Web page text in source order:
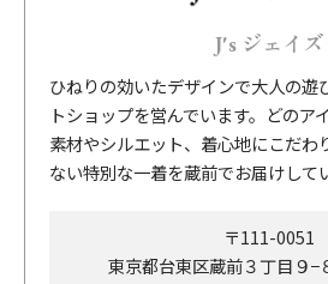
J's ジェイズ
ひねりの効いたデザインで大人の遊
トショップを営んでいます。どのア
素材やシルエット、着心地にこだわ
ない特別な一着を蔵前でお届けして
〒111-0051
東京都台東区蔵前３丁目９−